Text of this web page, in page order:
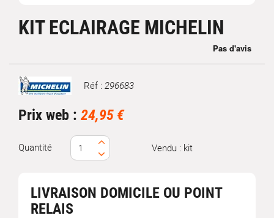
KIT ECLAIRAGE MICHELIN
Marque Réf : 296683
Prix web : 24,95 €
Quantité Vendu : kit
LIVRAISON DOMICILE OU POINT
RELAIS